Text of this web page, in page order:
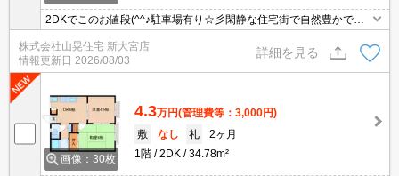
2DKでこのお値段(^^♪駐車場有り☆彡閑静な住宅街で自然豊かです♪
24号線まですぐなので、イオンモール大和郡山やホームセンターも
近くて生活しやすいです☆彡お部屋は南に面した居室が２部屋ござ
いますので、日当たり良好で明るい室内です♪DKは６帖オープンキ
ッチンなので広く使用できます☆和室には押入れ収納♪エアコン付き
株式会社山晃住宅 新大宮店
情報更新日 2026/08/03
詳細を見る
画像：30枚
4.3万円(管理費等：3,000円)
敷
なし 礼
2ヶ月
1階
2DK 34.78m²